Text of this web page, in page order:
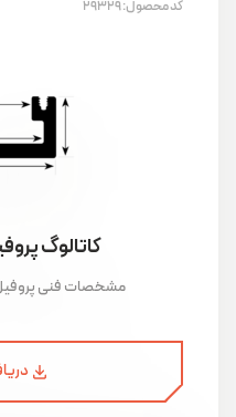
کد محصول:29329
کاتالوگ
مشخصات فنی